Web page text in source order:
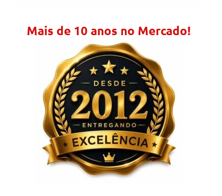
Mais de 10 anos no Mercado!